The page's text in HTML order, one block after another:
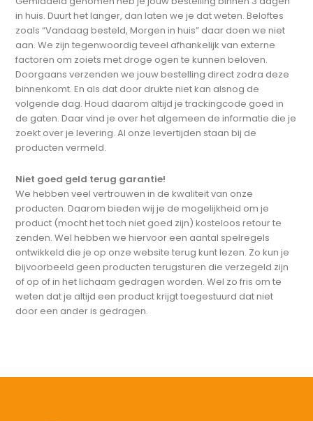
in huis. Duurt het langer, dan laten we je dat weten. Beloftes
zoals “Vandaag besteld, Morgen in huis” daar doen we niet
aan. We zijn tegenwoordig teveel afhankelijk van externe
factoren om zoiets met droge ogen te kunnen beloven.
Doorgaans verzenden we jouw bestelling direct zodra deze
binnenkomt. En als dat door drukte niet kan alsnog de
volgende dag. Houd daarom altijd je trackingcode goed in
de gaten. Daar vind je over het algemeen de informatie die je
zoekt over je levering. Al onze levertijden staan bij de
producten vermeld.
Niet goed geld terug garantie!
We hebben veel vertrouwen in de kwaliteit van onze
producten. Daarom bieden wij je de mogelijkheid om je
product (mocht het toch niet goed zijn) kosteloos retour te
zenden. Wel hebben we hiervoor een aantal spelregels
ontwikkeld die je op onze website terug kunt lezen. Zo kun je
bijvoorbeeld geen producten terugsturen die verzegeld zijn
of op of in het lichaam gedragen worden. Wel zo fris om te
weten dat je altijd een product krijgt toegestuurd dat niet
door een ander is gedragen.